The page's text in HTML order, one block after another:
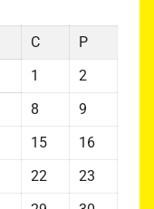
C
P
1
2
8
9
15
16
22
23